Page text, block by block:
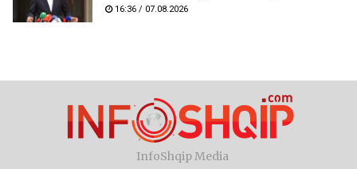
16:36 / 07.08.2026
InfoShqip Media